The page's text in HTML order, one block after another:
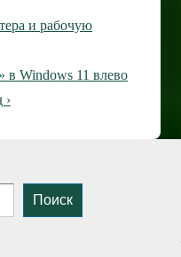
и рабочую
в Windows 11 влево
›
Поиск